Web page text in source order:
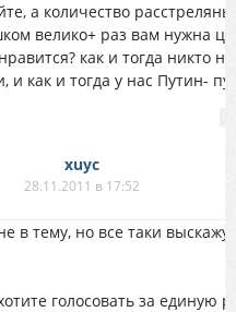
а количество
велико+ раз вам нужна
как и тогда никто
и как и тогда у нас Путин-
xuyc
28.11.2011 в 17:52
в тему, но все таки
голосовать за единую